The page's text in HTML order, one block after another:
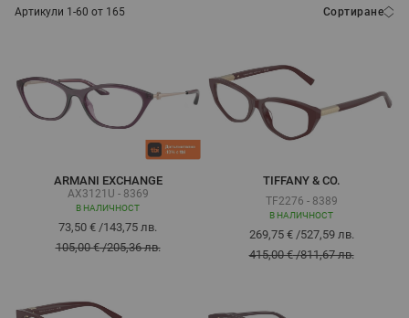
Артикули 1-60 от 165 Сортиране
ARMANI EXCHANGE
AX3121U - 8369
В НАЛИЧНОСТ
73,50 € /143,75 лв.
105,00 €/205,36 лв.
TIFFANY & CO.
TF2276 - 8389
В НАЛИЧНОСТ
269,75 €/527,59 лв.
415,00 €/811,67 лв.